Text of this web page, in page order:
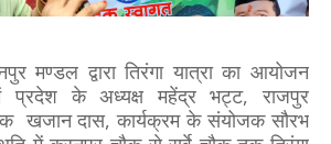
मण्डल द्वारा तिरंगा यात्रा का आयोजन
प्रदेश के अध्यक्ष महेंद्र भट्ट, राजपुर
खजान दास, कार्यक्रम के संयोजक सौरभ